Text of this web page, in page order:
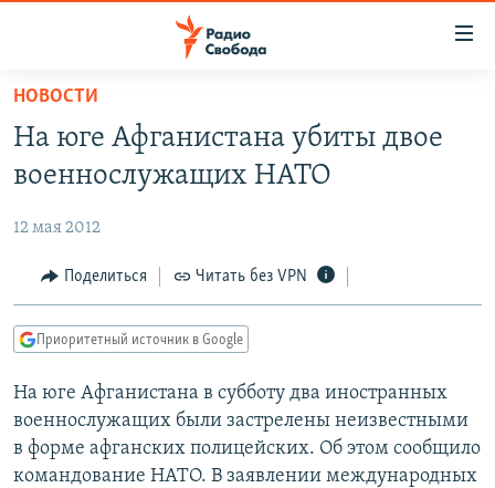
упрощенного
доступа
основному
Вернутся
главной
навигации
Вернутся
поиску
АВТОРСКИЕ ПРОЕКТЫ
ЦИТАТЫ СВОБОДЫ
МНЕНИЯ
IDEL.РЕАЛИИ
КАВКАЗ.РЕАЛИИ
СЕВЕР.РЕАЛИИ
СИБИРЬ.РЕАЛИИ
НОВОСТИ
На юге Афганистана убиты двое
военнослужащих НАТО
12 мая 2012
Поделиться Читать без VPN
Приоритетный источник в Google
На юге Афганистана в субботу два иностранных
военнослужащих были застрелены неизвестными
в форме афганских полицейских. Об этом сообщило
командование НАТО. В заявлении международных